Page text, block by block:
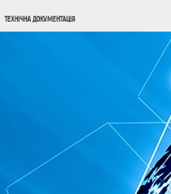
ТЕХНІЧНА ДОКУМЕНТАЦІЯ